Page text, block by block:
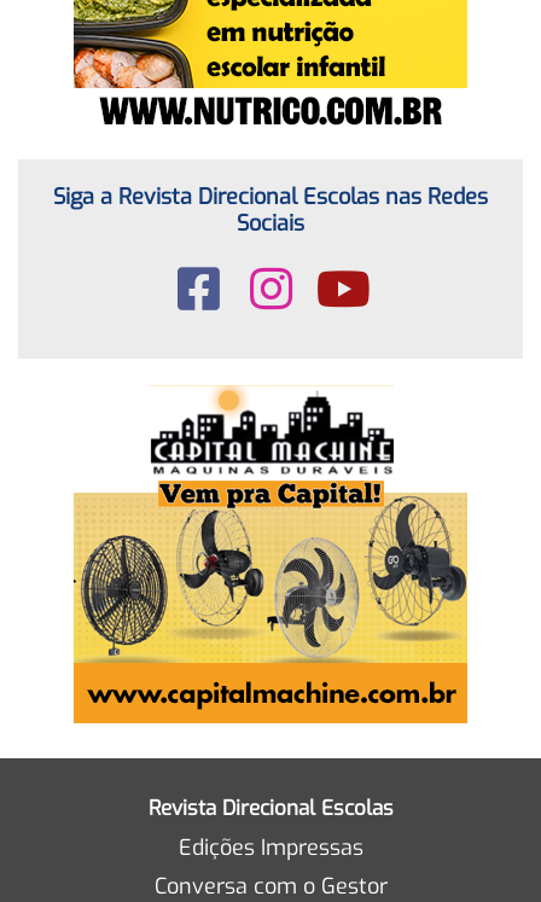
Siga a Revista Direcional Escolas nas Redes
Sociais
Revista Direcional Escolas
Edições Impressas
Conversa com o Gestor